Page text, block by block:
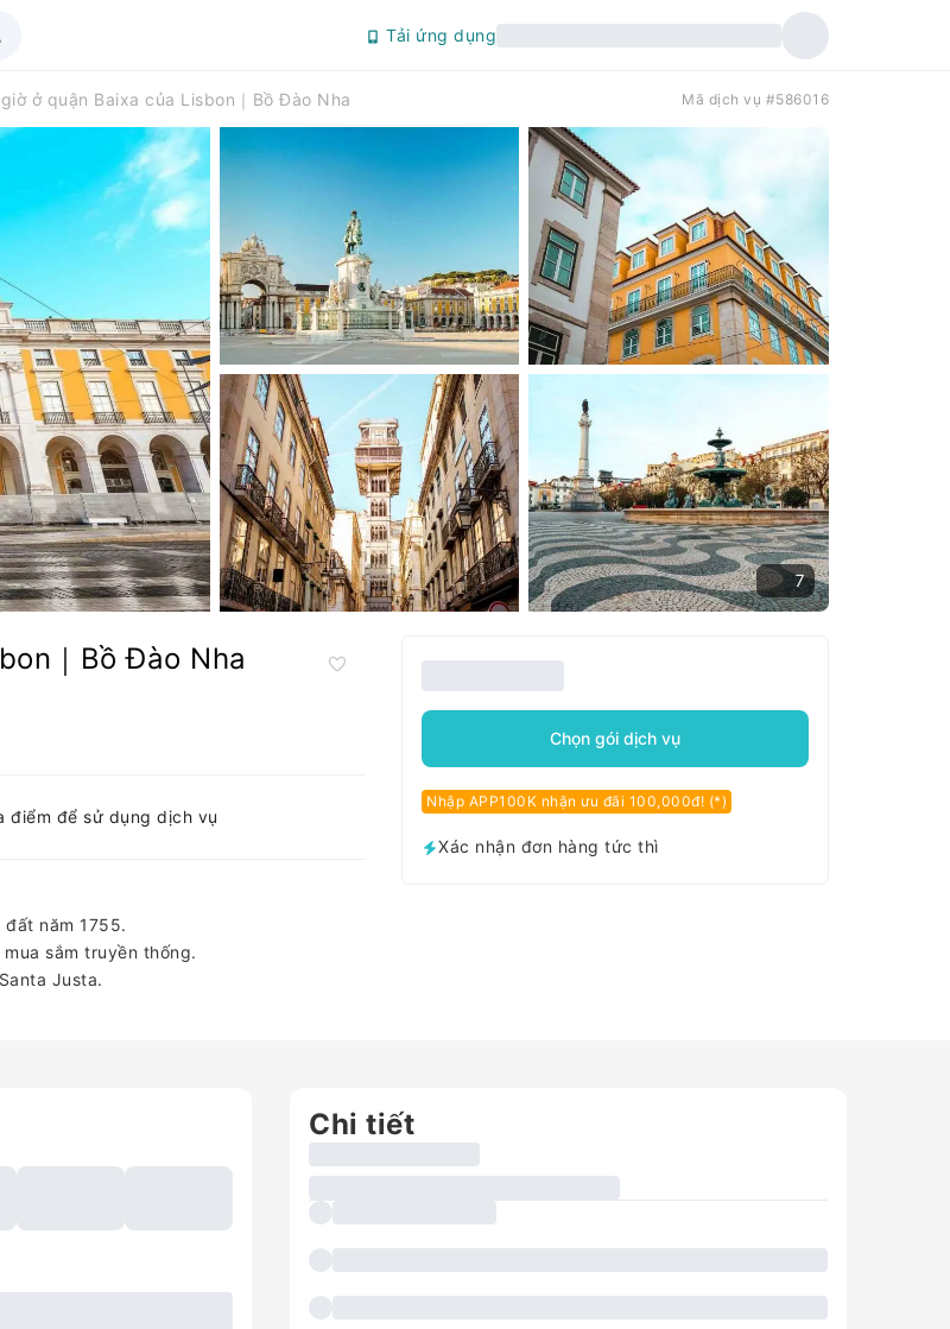
Tải ứng dụng
ở quận Baixa của Lisbon｜Bồ Đào Nha Mã dịch vụ #586016
7
｜Bồ Đào Nha
điểm để sử dụng dịch vụ
năm 1755.
sắm truyền thống.
Justa.
Chọn gói dịch vụ
Nhập APP100K nhận ưu đãi 100,000đ! (*)
Xác nhận đơn hàng tức thì
Chi tiết